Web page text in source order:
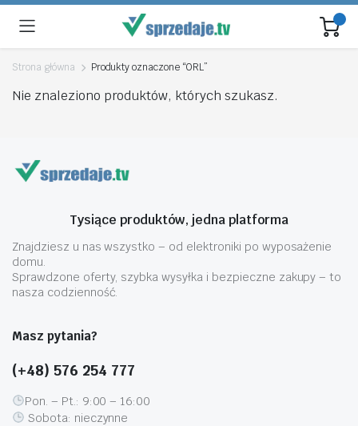
Strona główna Produkty oznaczone “ORL”
Nie znaleziono produktów, których szukasz.
Tysiące produktów, jedna platforma
Znajdziesz u nas wszystko – od elektroniki po wyposażenie
domu.
Sprawdzone oferty, szybka wysyłka i bezpieczne zakupy – to
nasza codzienność.
Masz pytania?
(+48) 576 254 777
Pon. – Pt.: 9:00 – 16:00
Sobota: nieczynne